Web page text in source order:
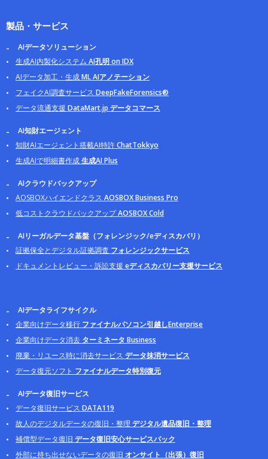
製品・サービス
AIデータソリューション
生成AI内製化システム AI孔明 on IDX
AIデータ加工・生成ML AIアノテーション
フェイクAI調査サービス DeepFakeForensics®
データ流通支援 DataMart.jp データコマース
AI知財エージェント
知財AIエージェント搭載AI特許ChatTokkyo
生成AIで明細書作成生成AI Plus
AIクラウドバックアップ
AOSBOXハイエンドクラス AOSBOX Business Pro
低コストクラウドバックアップAOSBOX Cold
AIリーガルデータ基盤（フォレンジック/eディスカバリ）
証拠保全とデジタル証拠調査 フォレンジックサービス
ドキュメントレビュー・訴訟支援 eディスカバリー支援サービス
AIデータライフサイクル
企業向けデータ移行 ファイナルパソコン引越しEnterprise
企業向けデータ消去 ターミネータ Business
廃棄・リユース時に消去サービス データ抹消サービス
データ復元ソフト ファイナルデータ特別復元
AIデータ復旧サービス
データ復旧サービス DATA119
故人のデジタルデータの復旧・整理 デジタル遺品復旧・整理
補償型データ復旧 データ復旧安心サービスパック
外部に持ち出せないデータの復旧 オンサイト（出張）復旧